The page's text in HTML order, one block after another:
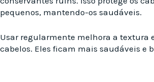
pequenos, mantendo-os saudáveis.
Usar regularmente melhora a textura
cabelos. Eles ficam mais saudáveis e